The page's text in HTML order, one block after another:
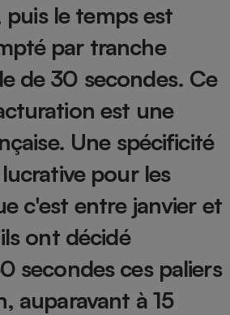
puis le temps est
par tranche
de 30 secondes. Ce
est une
Une spécificité
pour les
c'est entre janvier et
ont décidé
secondes ces paliers
auparavant à 15
Plaque de cuisson à
Climatiseur -
Ventilateur
Téléphone mobile -
Smartphone
Antivirus
Climatiseur -
Ventilateur